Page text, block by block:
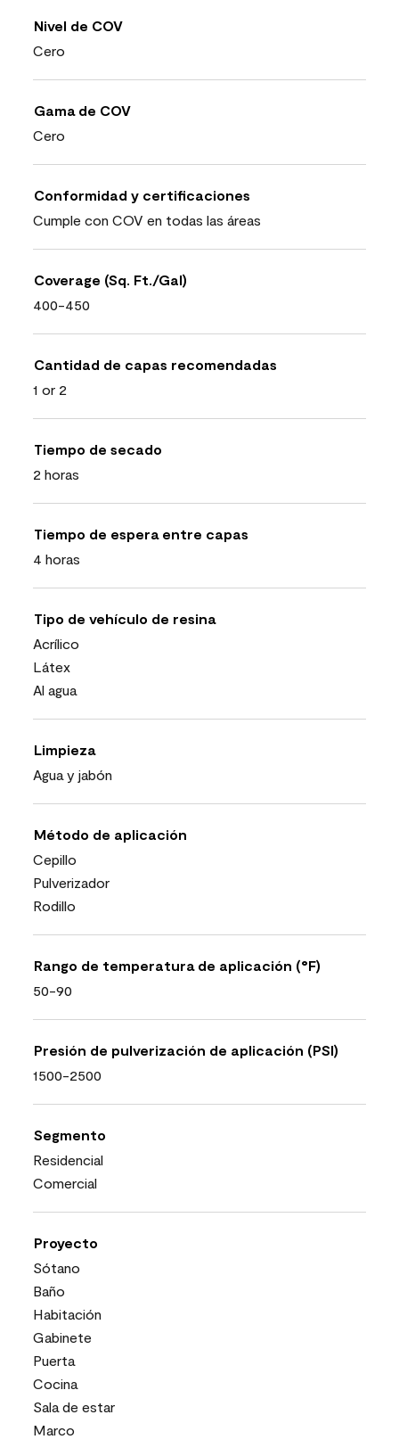
Nivel de COV
Cero
Gama de COV
Cero
Conformidad y certificaciones
Cumple con COV en todas las áreas
Coverage (Sq. Ft./Gal)
400-450
Cantidad de capas recomendadas
1 or 2
Tiempo de secado
2 horas
Tiempo de espera entre capas
4 horas
Tipo de vehículo de resina
Acrílico
Látex
Al agua
Limpieza
Agua y jabón
Método de aplicación
Cepillo
Pulverizador
Rodillo
Rango de temperatura de aplicación (°F)
50-90
Presión de pulverización de aplicación (PSI)
1500-2500
Segmento
Residencial
Comercial
Proyecto
Sótano
Baño
Habitación
Gabinete
Puerta
Cocina
Sala de estar
Marco